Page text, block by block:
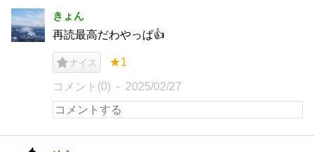
きょん
再読最高だわやっぱ👍
ナイス ★1
コメント(0) 2025/02/27